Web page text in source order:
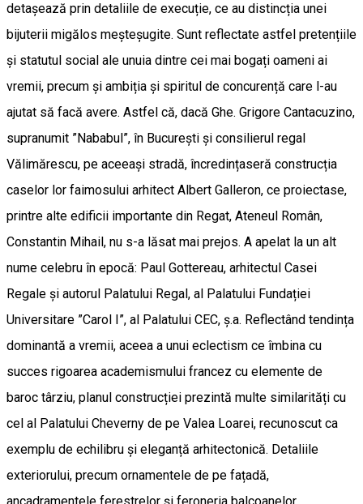
detașează prin detaliile de execuție, ce au distincția unei
bijuterii migălos meșteșugite. Sunt reflectate astfel pretențiile
și statutul social ale unuia dintre cei mai bogați oameni ai
vremii, precum și ambiția și spiritul de concurență care l-au
ajutat să facă avere. Astfel că, dacă Ghe. Grigore Cantacuzino,
supranumit ”Nababul”, în București și consilierul regal
Vălimărescu, pe aceeași stradă, încredințaseră construcția
caselor lor faimosului arhitect Albert Galleron, ce proiectase,
printre alte edificii importante din Regat, Ateneul Român,
Constantin Mihail, nu s-a lăsat mai prejos. A apelat la un alt
nume celebru în epocă: Paul Gottereau, arhitectul Casei
Regale și autorul Palatului Regal, al Palatului Fundației
Universitare ”Carol I”, al Palatului CEC, ș.a. Reflectând tendința
dominantă a vremii, aceea a unui eclectism ce îmbina cu
succes rigoarea academismului francez cu elemente de
baroc târziu, planul construcției prezintă multe similarități cu
cel al Palatului Cheverny de pe Valea Loarei, recunoscut ca
exemplu de echilibru și eleganță arhitectonică. Detaliile
exteriorului, precum ornamentele de pe fațadă,